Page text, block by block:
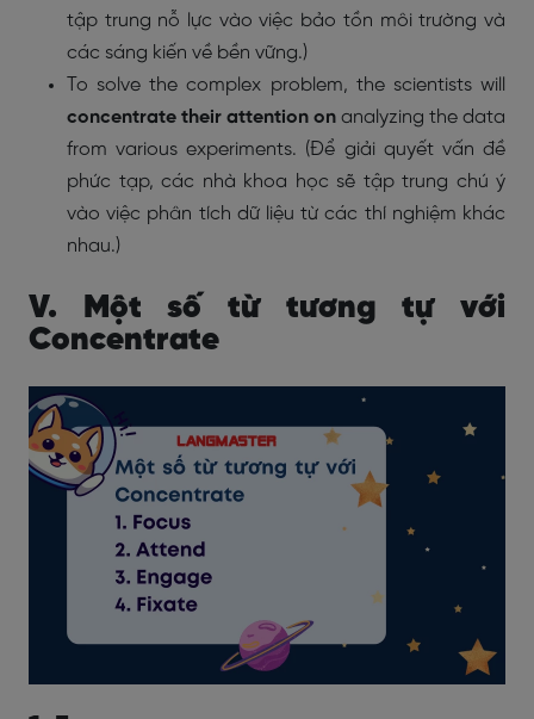
tập trung nỗ lực vào việc bảo tồn môi trường và
các sáng kiến về bền vững.)
To solve the complex problem, the scientists will
concentrate their attention on analyzing the data
from various experiments. (Để giải quyết vấn đề
phức tạp, các nhà khoa học sẽ tập trung chú ý
vào việc phân tích dữ liệu từ các thí nghiệm khác
nhau.)
V. Một số từ tương tự với
Concentrate